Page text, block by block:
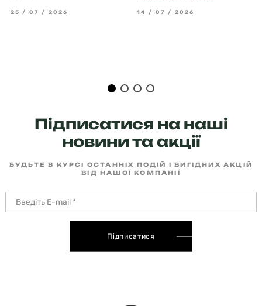
25 / 07 / 2026 14 / 07 / 2026
Підписатися на наші
новини та акції
БУДЬТЕ В КУРСІ ОСТАННІХ ПОДІЙ І ВИГІДНИХ АКЦІЙ
ВІД НАШОЇ КОМПАНІЇ
Підписатися